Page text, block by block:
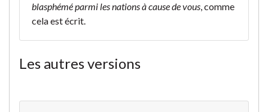
blasphémé parmi les nations à cause de vous, comme
cela est écrit.
Les autres versions